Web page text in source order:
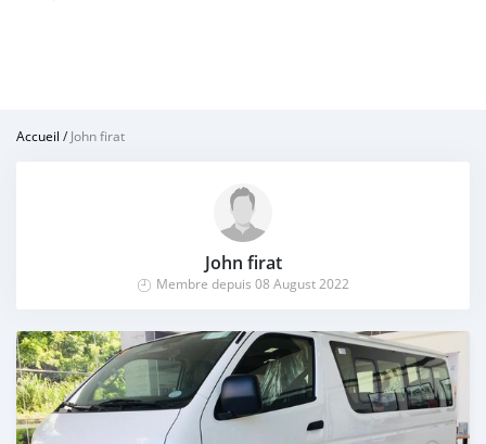
Accueil /John firat
John firat
Membre depuis 08 August 2022